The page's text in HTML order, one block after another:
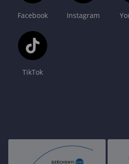
Facebook Instagram
TikTok